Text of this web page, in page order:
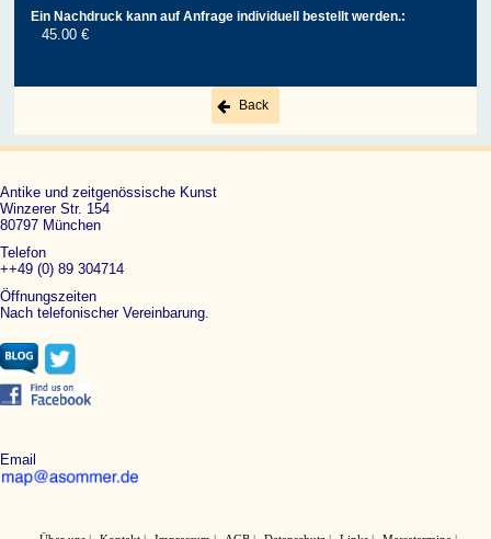
Ein Nachdruck kann auf Anfrage individuell bestellt werden.:
45.00 €
Back
Antike und zeitgenössische Kunst
Winzerer Str. 154
80797 München
Telefon
++49 (0) 89 304714
Öffnungszeiten
Nach telefonischer Vereinbarung.
Email